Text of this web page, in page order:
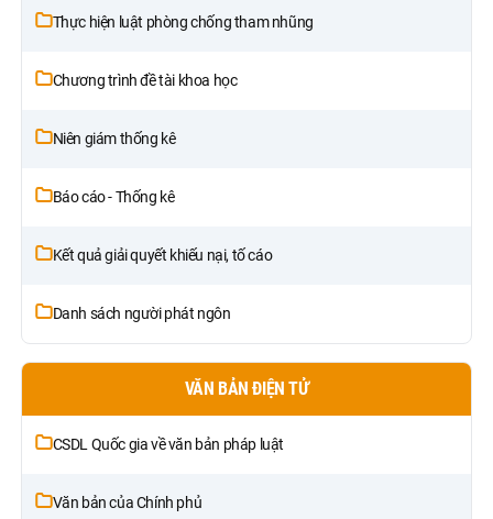
Thực hiện luật phòng chống tham nhũng
Chương trình đề tài khoa học
Niên giám thống kê
Báo cáo - Thống kê
Kết quả giải quyết khiếu nại, tố cáo
Danh sách người phát ngôn
VĂN BẢN ĐIỆN TỬ
CSDL Quốc gia về văn bản pháp luật
Văn bản của Chính phủ